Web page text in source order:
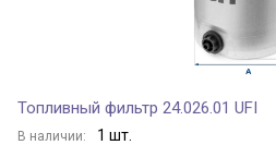
Топливный фильтр 24.026.01 UFI
В наличии: 1 шт.